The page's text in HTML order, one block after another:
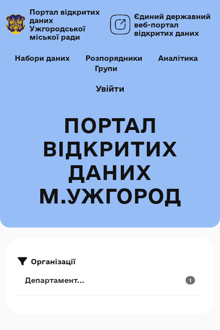
Портал відкритих
даних
Ужгородської
міської ради
Єдиний державний
веб-портал
відкритих даних
Набори даних Розпорядники
Аналітика
Групи
Увійти
ПОРТАЛ
ВІДКРИТИХ
ДАНИХ
М.УЖГОРОД
Організації
Департамент... 1